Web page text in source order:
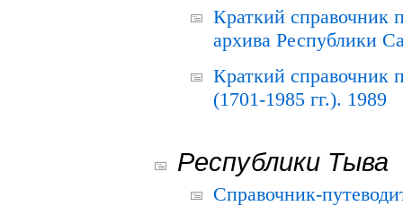
Краткий справочник
архива Республики
Краткий
(1701-1985 гг.). 1989
Республики Тыва
Справочник-